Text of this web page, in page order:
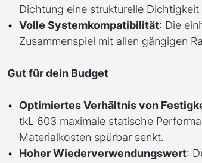
Dichtung eine strukturelle
Volle Systemkompatibilität: Die
Zusammenspiel mit allen gängigen
Gut für dein Budget
Optimiertes Verhältnis von
tkL 603 maximale statische
Materialkosten spürbar senkt.
Hoher Wiederverwendungswert: